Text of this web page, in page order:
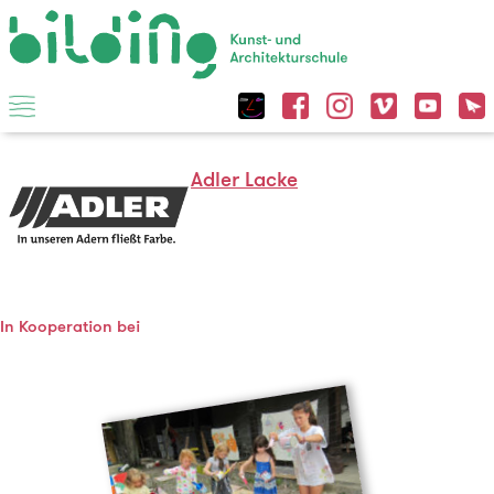
Adler Lacke
In Kooperation bei